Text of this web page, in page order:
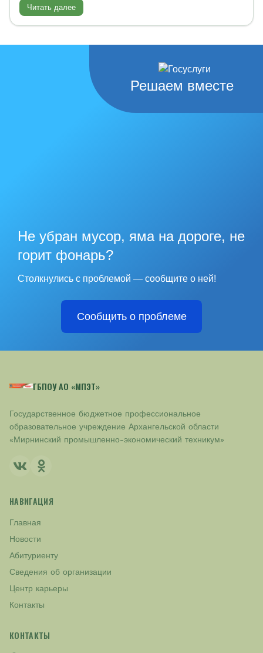
Читать далее
Решаем вместе
Не убран мусор, яма на дороге, не
горит фонарь?
Столкнулись с проблемой — сообщите о ней!
Сообщить о проблеме
ГБПОУ АО «МПЭТ»
Государственное бюджетное профессиональное
образовательное учреждение Архангельской области
«Мирнинский промышленно-экономический техникум»
НАВИГАЦИЯ
Главная
Новости
Абитуриенту
Сведения об организации
Центр карьеры
Контакты
КОНТАКТЫ